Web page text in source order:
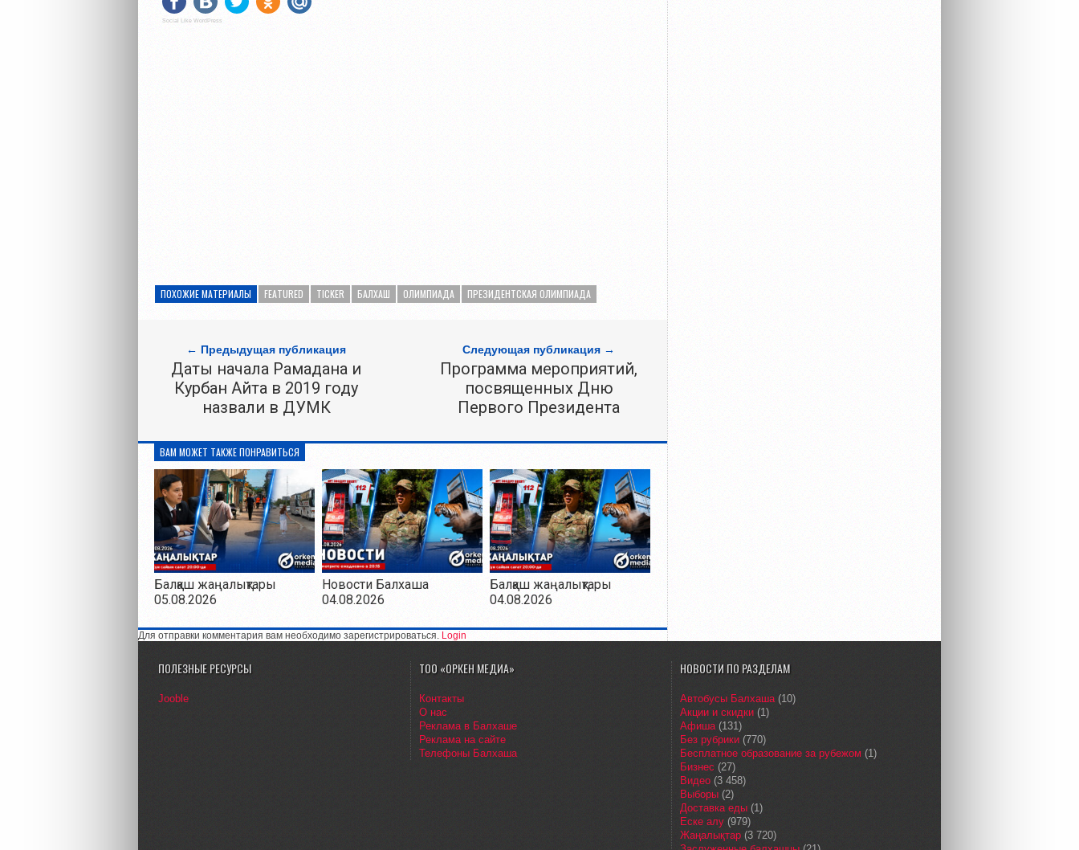
Social Like WordPress
ПОХОЖИЕ МАТЕРИАЛЫ FEATURED TICKER БАЛХАШ ОЛИМПИАДА ПРЕЗИДЕНТСКАЯ ОЛИМПИАДА
← Предыдущая публикация
Даты начала Рамадана и
Курбан Айта в 2019 году
назвали в ДУМК
Следующая публикация →
Программа мероприятий,
посвященных Дню
Первого Президента
ВАМ МОЖЕТ ТАКЖЕ ПОНРАВИТЬСЯ
Балқаш жаңалықтары
05.08.2026
Новости Балхаша
04.08.2026
Балқаш жаңалықтары
04.08.2026
Для отправки комментария вам необходимо зарегистрироваться. Login
ПОЛЕЗНЫЕ РЕСУРСЫ
Jooble
ТОО «ОРКЕН МЕДИА»
Контакты
О нас
Реклама в Балхаше
Реклама на сайте
Телефоны Балхаша
НОВОСТИ ПО РАЗДЕЛАМ
Автобусы Балхаша(10)
Акции и скидки (1)
Афиша(131)
Без рубрики (770)
Бесплатное образование за рубежом (1)
Бизнес (27)
Видео (3 458)
Выборы (2)
Доставка еды (1)
Еске алу (979)
Жаңалықтар (3 720)